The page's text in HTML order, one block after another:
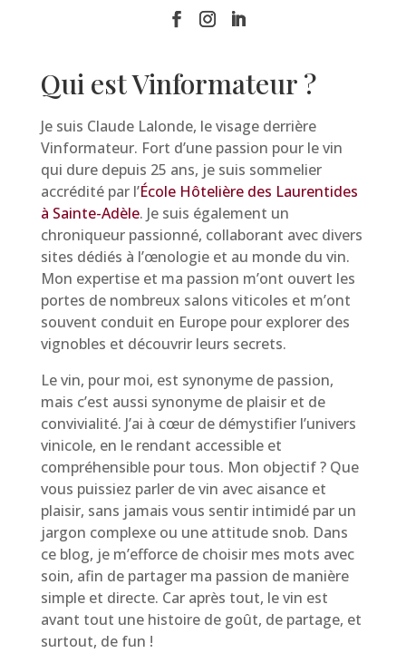
Qui est Vinformateur ?
Je suis Claude Lalonde, le visage derrière
Vinformateur. Fort d’une passion pour le vin
qui dure depuis 25 ans, je suis sommelier
accrédité par l’École Hôtelière des Laurentides
à Sainte-Adèle. Je suis également un
chroniqueur passionné, collaborant avec divers
sites dédiés à l’œnologie et au monde du vin.
Mon expertise et ma passion m’ont ouvert les
portes de nombreux salons viticoles et m’ont
souvent conduit en Europe pour explorer des
vignobles et découvrir leurs secrets.
Le vin, pour moi, est synonyme de passion,
mais c’est aussi synonyme de plaisir et de
convivialité. J’ai à cœur de démystifier l’univers
vinicole, en le rendant accessible et
compréhensible pour tous. Mon objectif ? Que
vous puissiez parler de vin avec aisance et
plaisir, sans jamais vous sentir intimidé par un
jargon complexe ou une attitude snob. Dans
ce blog, je m’efforce de choisir mes mots avec
soin, afin de partager ma passion de manière
simple et directe. Car après tout, le vin est
avant tout une histoire de goût, de partage, et
surtout, de fun !